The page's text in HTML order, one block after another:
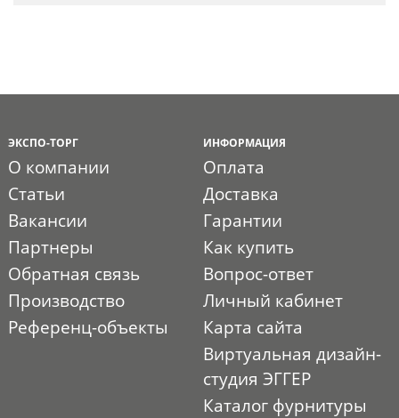
ЭКСПО-ТОРГ
О компании
Статьи
Вакансии
Партнеры
Обратная связь
Производство
Референц-объекты
ИНФОРМАЦИЯ
Оплата
Доставка
Гарантии
Как купить
Вопрос-ответ
Личный кабинет
Карта сайта
Виртуальная дизайн-
студия ЭГГЕР
Каталог фурнитуры